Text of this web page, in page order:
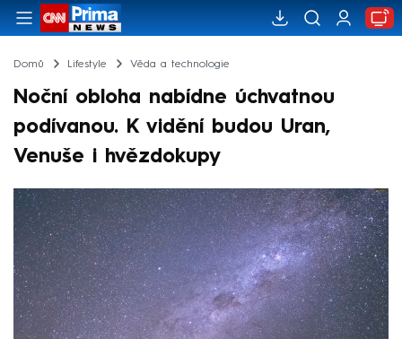
Domů Lifestyle Věda a technologie
Noční obloha nabídne úchvatnou
podívanou. K vidění budou Uran,
Venuše i hvězdokupy